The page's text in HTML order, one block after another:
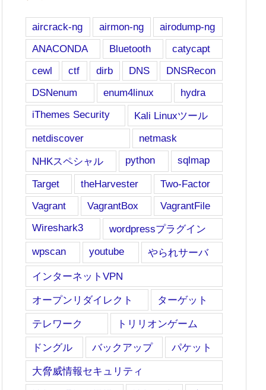
aircrack-ng airmon-ng
airodump-ng
ANACONDA
Bluetooth
catycapt
cewl
ctf dirb DNS
DNSRecon
DSNenum
enum4linux
hydra
iThemes Security
Kali Linuxツール
netdiscover
netmask
NHKスペシャル
python
sqlmap
Target
theHarvester
Two-Factor
Vagrant
VagrantBox
VagrantFile
Wireshark3
wordpressプラグイン
wpscan
youtube
やられサーバ
インターネットVPN
オープンリダイレクト
ターゲット
テレワーク
トリリオンゲーム
ドングル
バックアップ
パケット
大脅威情報セキュリティ